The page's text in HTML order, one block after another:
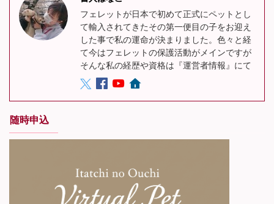
フェレットが日本で初めて正式にペットとし
て輸入されてきたその第一便目の子をお迎え
した事で私の運命が決まりました。色々と経
て今はフェレットの保護活動がメインですが
そんな私の経歴や資格は『運営者情報』にて
随時申込